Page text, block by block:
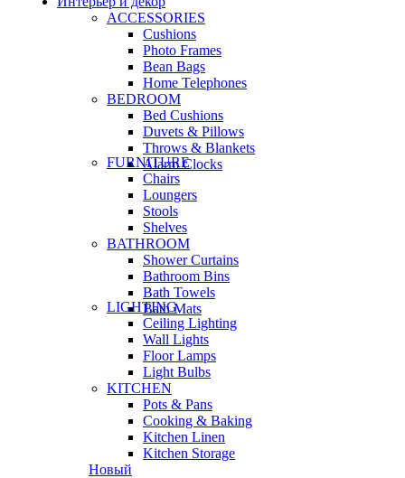
ACCESSORIES
Cushions
Photo Frames
Bean Bags
Home Telephones
BEDROOM
Bed Cushions
Duvets & Pillows
Throws & Blankets
Alarm Clocks
FURNITURE
Chairs
Loungers
Stools
Shelves
BATHROOM
Shower Curtains
Bathroom Bins
Bath Towels
Bath Mats
LIGHTING
Ceiling Lighting
Wall Lights
Floor Lamps
Light Bulbs
KITCHEN
Pots & Pans
Cooking & Baking
Kitchen Linen
Kitchen Storage
Новый